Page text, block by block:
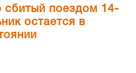
сбитый поездом 14-
остается в